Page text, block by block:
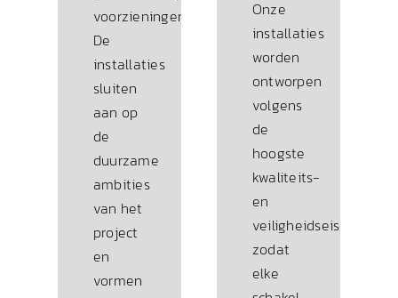
voorzieningen.
De
installaties
sluiten
aan op
de
duurzame
ambities
van het
project
en
vormen
Onze
installaties
worden
ontworpen
volgens
de
hoogste
kwaliteits-
en
veiligheidseisen,
zodat
elke